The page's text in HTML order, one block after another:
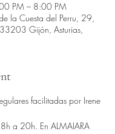
PM – 8:00 PM
la Cuesta del Perru, 29,
33203 Gijón, Asturias,
facilitadas por Irene
a 20h. En ALMAIARA